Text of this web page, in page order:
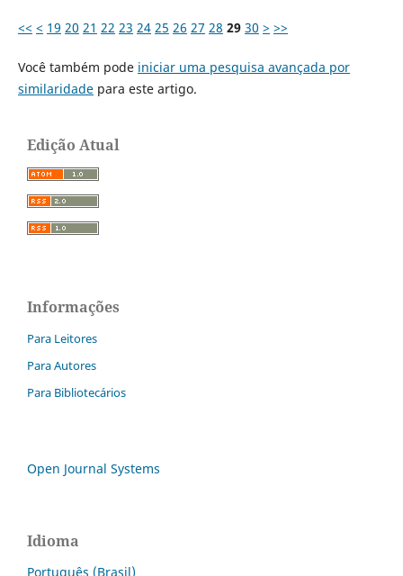
<< < 19 20 21 22 23 24 25 26 27 28 29 30 > >>
Você também pode iniciar uma pesquisa avançada por
similaridadepara este artigo.
Edição Atual
Informações
Para Leitores
Para Autores
Para Bibliotecários
Open Journal Systems
Idioma
Português (Brasil)